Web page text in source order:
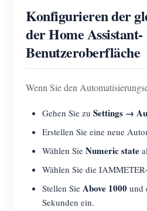
Konfigurieren der
der Home Assistant-
Benutzeroberfläche
Wenn Sie den
Gehen Sie zu Settings →
Erstellen Sie eine neue
Wählen Sie Numeric state
Wählen Sie die
Stellen Sie Above 1000 und
Sekunden ein.